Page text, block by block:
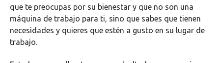
que te preocupas por su bienestar y que no son una
máquina de trabajo para ti, sino que sabes que tienen
necesidades y quieres que estén a gusto en su lugar de
trabajo.